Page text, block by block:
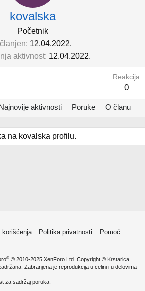
kovalska
Početnik
12.04.2022.
aktivnost 12.04.2022.
Reakcija
0
Najnovije aktivnosti Poruke O članu
na kovalska profilu.
korišćenja Politika privatnosti
Pomoć
® © 2010-2025 XenForo Ltd. Copyright © Krstarica
Zabranjena je reprodukcija u celini i u delovima
za sadržaj poruka.